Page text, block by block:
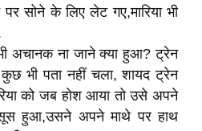
सोने के लिए लेट गए,मारिया भी
अचानक ना जाने क्या हुआ? ट्रेन
भी पता नहीं चला, शायद ट्रेन
को जब होश आया तो उसे अपने
हुआ,उसने अपने माथे पर हाथ